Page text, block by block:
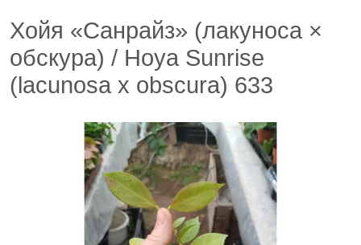
Хойя «Санрайз» (лакуноса ×
обскура) / Hoya Sunrise
(lacunosa x obscura) 633